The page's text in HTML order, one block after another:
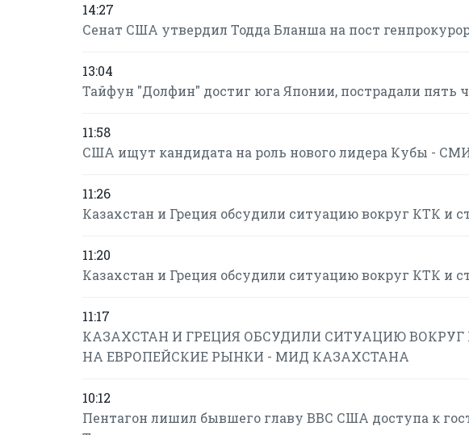
14:27
Сенат США утвердил Тодда Бланша на пост
13:04
Тайфун "Долфин" достиг юга Японии, пострадали пять
11:58
США ищут кандидата на роль нового лидера Кубы -
11:26
Казахстан и Греция обсудили ситуацию вокруг КТК и
11:20
Казахстан и Греция обсудили ситуацию вокруг КТК и
11:17
КАЗАХСТАН И ГРЕЦИЯ ОБСУДИЛИ СИТУАЦИЮ
НА ЕВРОПЕЙСКИЕ РЫНКИ - МИД КАЗАХСТАНА
10:12
Пентагон лишил бывшего главу ВВС США доступа к